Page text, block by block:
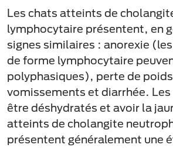
Les chats atteints de
lymphocytaire présentent, en
signes similaires : anorexie
de forme lymphocytaire
polyphasiques), perte de
vomissements et diarrhée.
être déshydratés et avoir la
atteints de cholangite
présentent généralement une